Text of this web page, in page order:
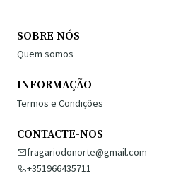
SOBRE NÓS
Quem somos
INFORMAÇÃO
Termos e Condições
CONTACTE-NOS
fragariodonorte@gmail.com
+351966435711